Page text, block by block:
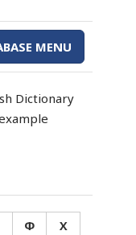
MENU
Dictionary
Ф
Х